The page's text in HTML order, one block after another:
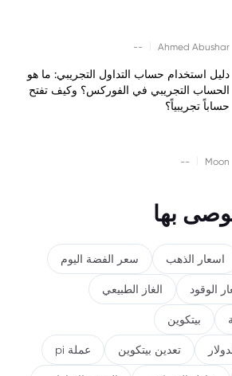
Ahmed Abushar
--
دليل استخدام حساب التداول التجريبي: ما هو
الحساب التجريبي في الفوركس؟ وكيف تفتح
حساباً تجريبياً؟
Moon
--
بها
اسعار الذهب سعر الفضة اليوم
الوقود الغاز الطبيعي
بيتكوين
تعدين بيتكوين عملة pi